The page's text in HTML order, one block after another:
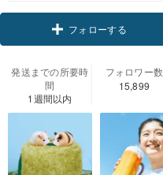
フォローする
発送までの所要時
間
1週間以内
フォロワー数
15,899